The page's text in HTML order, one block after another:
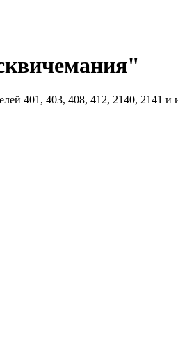
401, 403, 408, 412, 2140, 2141